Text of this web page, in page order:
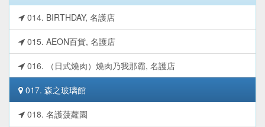
014. BIRTHDAY, 名護店
015. AEON百貨, 名護店
016. （日式燒肉）燒肉乃我那霸, 名護店
017. 森之玻璃館
018. 名護菠蘿園